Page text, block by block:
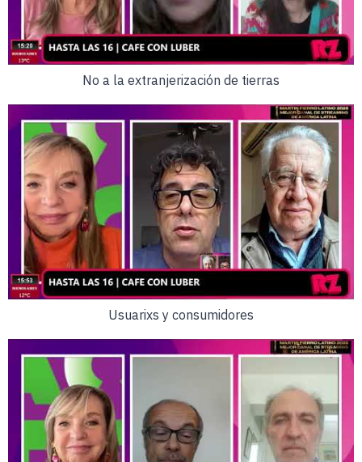
No a la extranjerización de tierras
Usuarixs y consumidores